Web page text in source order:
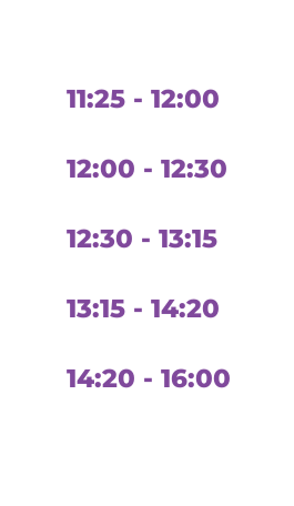
11:25 - 12:00
12:00 - 12:30
12:30 - 13:15
13:15 - 14:20
14:20 - 16:00